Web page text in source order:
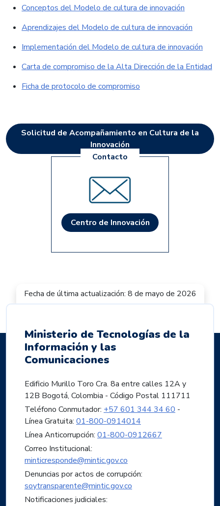
Conceptos del Modelo de cultura de innovación
Aprendizajes del Modelo de cultura de innovación
Implementación del Modelo de cultura de innovación
Carta de compromiso de la Alta Dirección de la Entidad
Ficha de protocolo de compromiso
Solicitud de Acompañamiento en Cultura de la
Innovación
Centro de Innovación
Fecha de última actualización: 8 de mayo de 2026
Ministerio de Tecnologías de la
Información y las
Comunicaciones
Edificio Murillo Toro Cra. 8a entre calles 12A y
12B Bogotá, Colombia - Código Postal 111711
Teléfono Conmutador: +57 601 344 34 60 -
Línea Gratuita: 01-800-0914014
Línea Anticorrupción: 01-800-0912667
Correo Institucional:
minticresponde@mintic.gov.co
Denuncias por actos de corrupción:
soytransparente@mintic.gov.co
Notificaciones judiciales: